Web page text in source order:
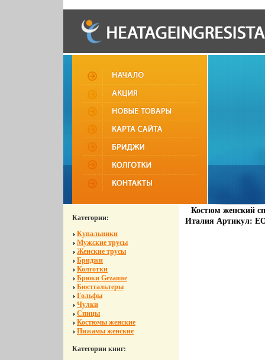
Категории:
Купальники
Мужские трусы
Женские трусы
Бриджи
Колготки
Брюки Gezanne
Бюстгальтеры
Гольфы
Чулки
Спицы
Костюмы женские
Пижамы женские
Категории книг:
Костюм женский
Италия Артикул: